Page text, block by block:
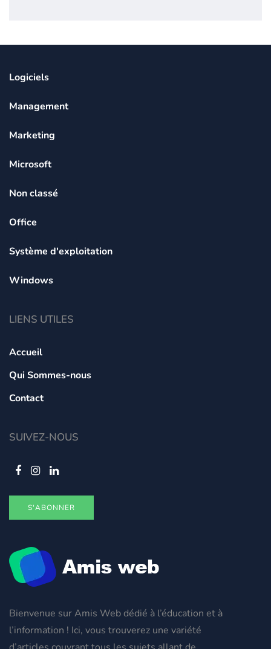
Bienvenue sur Amis Web dédié à l’éducation et à
l’information ! Ici, vous trouverez une variété
Logiciels
Management
Marketing
Microsoft
Non classé
Office
Système d'exploitation
Windows
LIENS UTILES
Accueil
Qui Sommes-nous
Contact
SUIVEZ-NOUS
S'ABONNER